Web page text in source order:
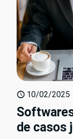
10/02/2025
de casos